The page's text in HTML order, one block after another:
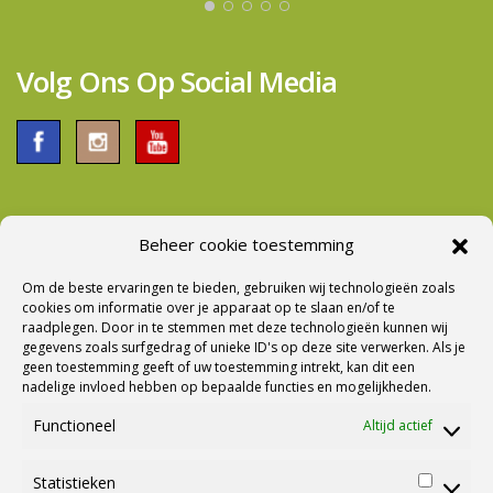
Beheer cookie toestemming
Om de beste ervaringen te bieden, gebruiken wij technologieën zoals
cookies om informatie over je apparaat op te slaan en/of te
raadplegen. Door in te stemmen met deze technologieën kunnen wij
gegevens zoals surfgedrag of unieke ID's op deze site verwerken. Als je
geen toestemming geeft of uw toestemming intrekt, kan dit een
nadelige invloed hebben op bepaalde functies en mogelijkheden.
Functioneel Altijd actief
Statistieken
door te nemen. Al met al een prima bedrijf om
Volg Ons Op Social Media